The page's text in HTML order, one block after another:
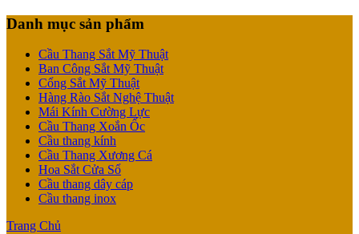
Danh mục sản phẩm
Cầu Thang Sắt Mỹ Thuật
Ban Công Sắt Mỹ Thuật
Cổng Sắt Mỹ Thuật
Hàng Rào Sắt Nghệ Thuật
Mái Kính Cường Lực
Cầu Thang Xoắn Ốc
Cầu thang kính
Cầu Thang Xương Cá
Hoa Sắt Cửa Sổ
Cầu thang dây cáp
Cầu thang inox
Trang Chủ